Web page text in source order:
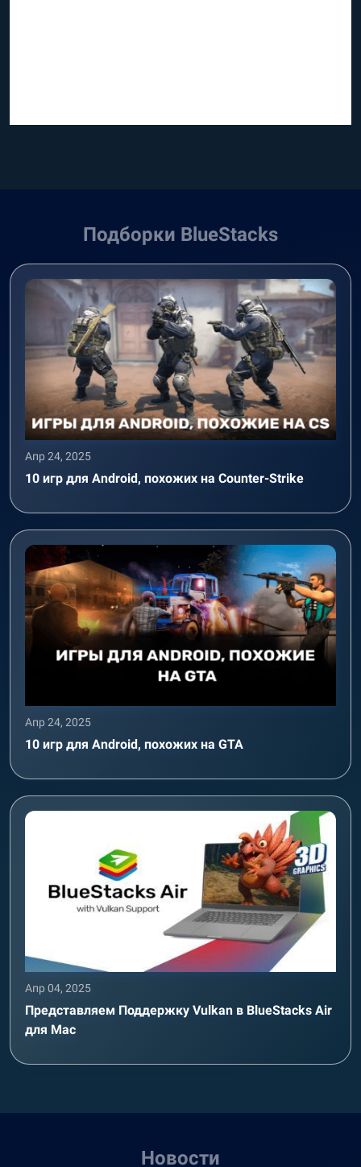
Подборки BlueStacks
Апр 24, 2025
10 игр для Android, похожих на Counter-Strike
Апр 24, 2025
10 игр для Android, похожих на GTA
Апр 04, 2025
Представляем Поддержку Vulkan в BlueStacks Air
для Mac
Новости